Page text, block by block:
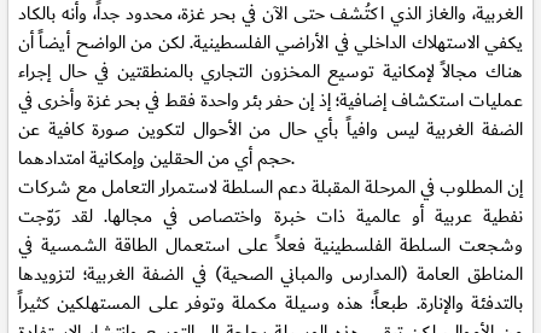
الغربية، والغاز الذي اكتُشف حتى الآن في بحر غزة، محدود جداً، وأنه بالكاد
يكفي الاستهلاك الداخلي في الأراضي الفلسطينية. لكن من الواضح أيضاً أن
هناك مجالاً لإمكانية توسيع المخزون التجاري بالمنطقتين في حال إجراء
عمليات استكشاف إضافية؛ إذ إن حفر بئر واحدة فقط في بحر غزة وأخرى في
الضفة الغربية ليس وافياً بأي حال من الأحوال لتكوين صورة كافية عن
حجم أي من الحقلين وإمكانية امتدادهما.
إن المطلوب في المرحلة المقبلة دعم السلطة لاستمرار التعامل مع شركات
نفطية عربية أو عالمية ذات خبرة واختصاص في مجالها. لقد رَوّجت
وشجعت السلطة الفلسطينية فعلاً على استعمال الطاقة الشمسية في
المناطق العامة (المدارس والمباني الصحية) في الضفة الغربية؛ لتزويدها
بالتدفئة والإنارة. طبعاً؛ هذه وسيلة مكملة وتوفر على المستهلكين كثيراً